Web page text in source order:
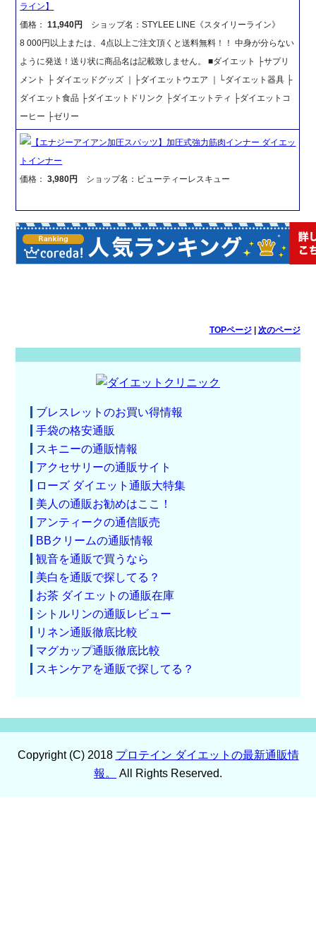
ライン】
価格：11,940円
ショップ名：STYLEE LINE《スタイリーライン》
8 000円以上または、4点以上ご注文頂くと送料無料！！ 中身が分らない
ように発送！送り状に商品名は記載致しません。 ■ダイエット ├サプリ
メント ├ ダイエッドグッズ ｜├ダイエットウエア ｜└ダイエット器具 ├
ダイエット食品 ├ダイエットドリンク ├ダイエットティ ├ダイエットコ
ーヒー ├ゼリー
【エナジーアイアン加圧スパッツ】加圧式強力筋肉インナー ダイエッ
トインナー
価格：3,980円 ショップ名：ビューティーレスキュー
TOPページ| 次のページ
ブレスレットのお買い得情報
手袋の格安通販
スキニーの通販情報
アクセサリーの通販サイト
ローズ ダイエット通販大特集
美人の通販お勧めはここ！
アンティークの通信販売
BBクリームの通販情報
観音を通販で買うなら
美白を通販で探してる？
お茶 ダイエットの通販在庫
シトルリンの通販レビュー
リネン通販徹底比較
マグカップ通販徹底比較
スキンケアを通販で探してる？
Copyright (C) 2018 プロテイン ダイエットの最新通販情
報。
All Rights Reserved.